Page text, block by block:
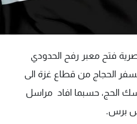
فتح معبر رفح الحدودي
لسفر الحجاج من قطاع غزة الى
الحج، حسبما افاد مراسل
برس.
وظائف
شروط الإسـتخدام